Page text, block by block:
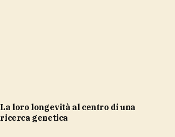
la loro longevità al centro di una
ricerca genetica